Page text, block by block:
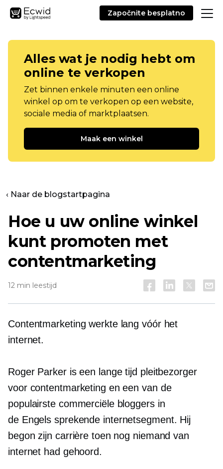
Započnite besplatno
Alles wat je nodig hebt om
online te verkopen
Zet binnen enkele minuten een online
winkel op om te verkopen op een website,
sociale media of marktplaatsen.
Maak een winkel
‹ Naar de blogstartpagina
Hoe u uw online winkel
kunt promoten met
contentmarketing
12 min leestijd
Contentmarketing werkte lang vóór het
internet.
Roger Parker is een lange tijd pleitbezorger
voor contentmarketing en een van de
populairste commerciële bloggers in
de Engels sprekende internetsegment. Hij
begon zijn carrière toen nog niemand van
internet had gehoord.